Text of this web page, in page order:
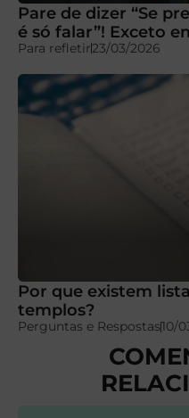
Pare de dizer “Se
é só falar”! Exceto
Para refletir23/03/2026
Por que existem
templos?
Perguntas e Respostas10/